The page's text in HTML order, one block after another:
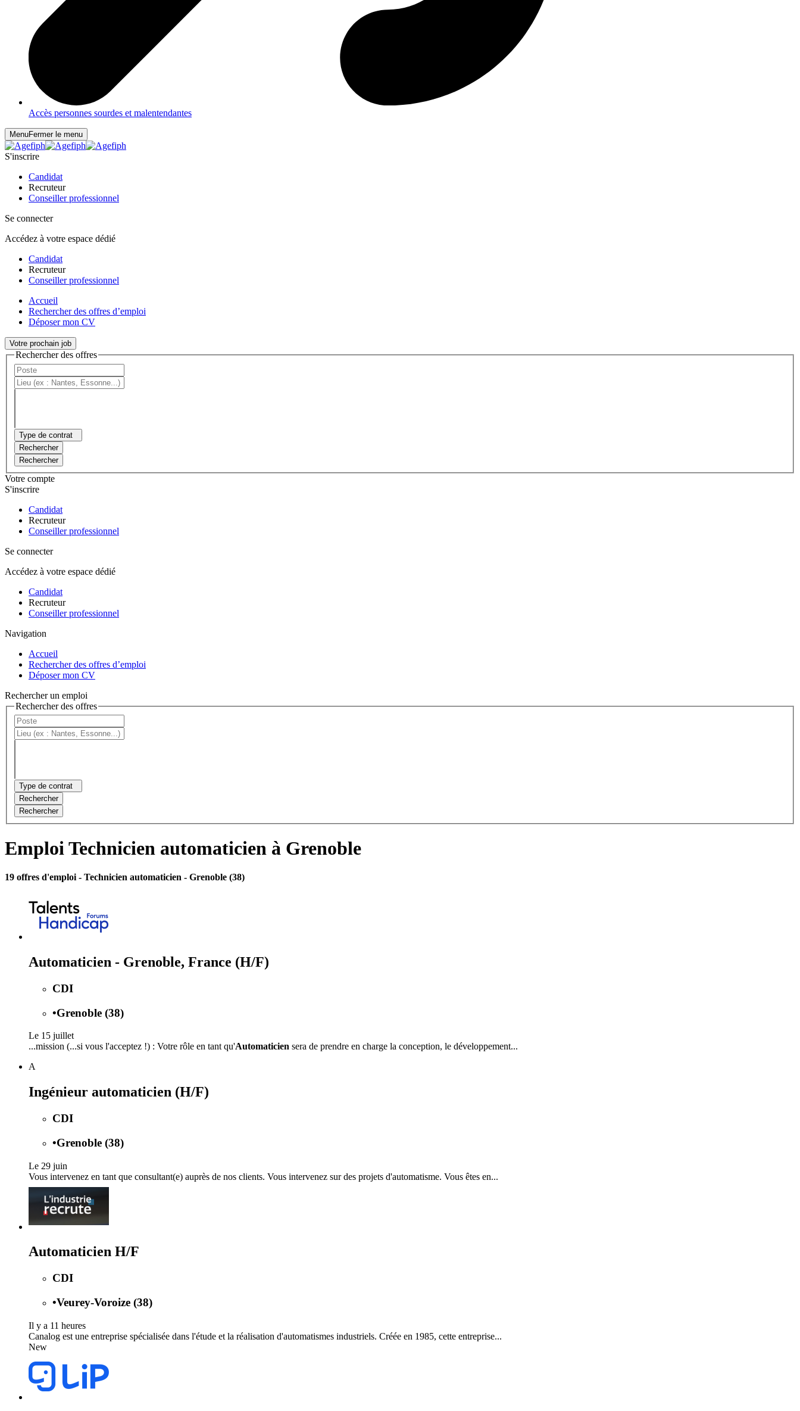
Accès personnes sourdes et malentendantes
MenuFermer le menu
S'inscrire
Candidat
Recruteur
Conseiller professionnel
Se connecter
Accédez à votre espace dédié
Candidat
Recruteur
Conseiller professionnel
Accueil
Rechercher des offres d’emploi
Déposer mon CV
Votre prochain job
Rechercher des offres
Type de contrat
Rechercher
Rechercher
Votre compte
S'inscrire
Candidat
Recruteur
Conseiller professionnel
Se connecter
Accédez à votre espace dédié
Candidat
Recruteur
Conseiller professionnel
Navigation
Accueil
Rechercher des offres d’emploi
Déposer mon CV
Rechercher un emploi
Rechercher des offres
Type de contrat
Rechercher
Rechercher
Emploi Technicien automaticien à Grenoble
19 offres d'emploi - Technicien automaticien - Grenoble (38)
Automaticien - Grenoble, France (H/F)
CDI
•Grenoble (38)
Le 15 juillet
...mission (...si vous l'acceptez !) : Votre rôle en tant qu'Automaticien sera de prendre en charge la conception, le développement...
A
Ingénieur automaticien (H/F)
CDI
•Grenoble (38)
Le 29 juin
Vous intervenez en tant que consultant(e) auprès de nos clients. Vous intervenez sur des projets d'automatisme. Vous êtes en...
Automaticien H/F
CDI
•Veurey-Voroize (38)
Il y a 11 heures
Canalog est une entreprise spécialisée dans l'étude et la réalisation d'automatismes industriels. Créée en 1985, cette entreprise...
New